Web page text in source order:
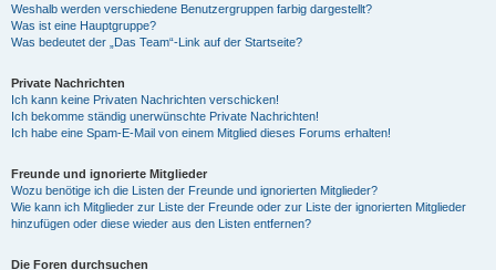
Weshalb werden verschiedene Benutzergruppen farbig dargestellt?
Was ist eine Hauptgruppe?
Was bedeutet der „Das Team“-Link auf der Startseite?
Private Nachrichten
Ich kann keine Privaten Nachrichten verschicken!
Ich bekomme ständig unerwünschte Private Nachrichten!
Ich habe eine Spam-E-Mail von einem Mitglied dieses Forums erhalten!
Freunde und ignorierte Mitglieder
Wozu benötige ich die Listen der Freunde und ignorierten Mitglieder?
Wie kann ich Mitglieder zur Liste der Freunde oder zur Liste der ignorierten Mitglieder
hinzufügen oder diese wieder aus den Listen entfernen?
Die Foren durchsuchen